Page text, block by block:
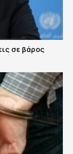
σε βάρος